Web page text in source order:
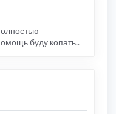
буду копать..